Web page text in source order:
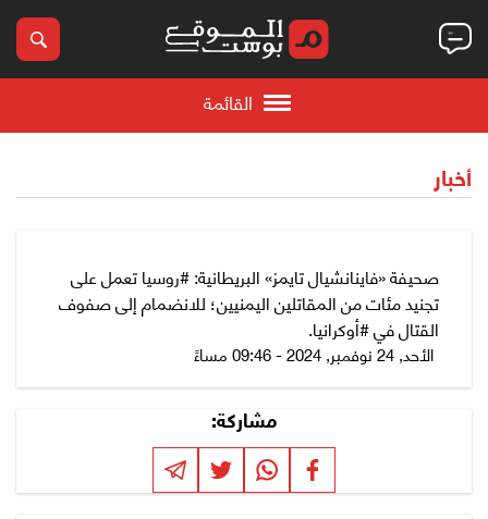
القائمة
أخبار
صحيفة «فاينانشيال تايمز» البريطانية: #روسيا تعمل على
تجنيد مئات من المقاتلين اليمنيين؛ للانضمام إلى صفوف
القتال في #أوكرانيا.
الأحد, 24 نوفمبر, 2024 - 09:46 مساءً
مشاركة: